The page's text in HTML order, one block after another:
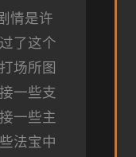
情是许
了这个
场所图
一些支
一些主
法宝中